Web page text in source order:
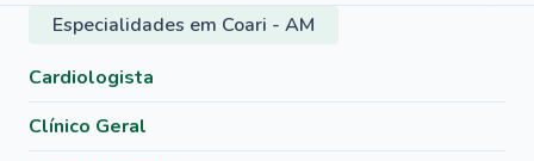
Especialidades em Coari - AM
Cardiologista
Clínico Geral